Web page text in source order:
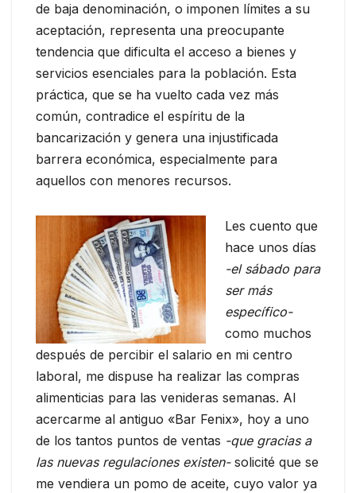
de baja denominación, o imponen límites a su
aceptación, representa una preocupante
tendencia que dificulta el acceso a bienes y
servicios esenciales para la población. Esta
práctica, que se ha vuelto cada vez más
común, contradice el espíritu de la
bancarización y genera una injustificada
barrera económica, especialmente para
aquellos con menores recursos.
Les cuento que
hace unos días
-el sábado para
ser más
específico-
como muchos
después de percibir el salario en mi centro
laboral, me dispuse ha realizar las compras
alimenticias para las venideras semanas. Al
acercarme al antiguo «Bar Fenix», hoy a uno
de los tantos puntos de ventas -que gracias a
las nuevas regulaciones existen-solicité que se
me vendiera un pomo de aceite, cuyo valor ya